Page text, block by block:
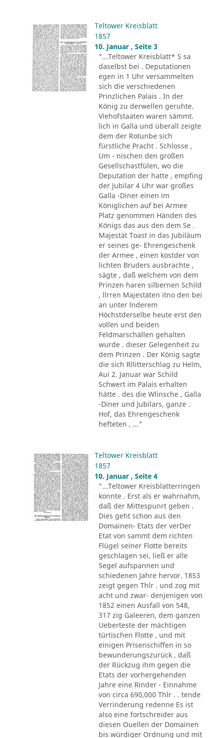
Teltower Kreisblatt
1857
10. Januar , Seite 3
"...Teltower Kreisblatt* S sa
daselbst bei . Deputationen
egen in 1 Uhr versammelten
sich die verschiedenen
Prinzlichen Palais . In der
König zu derwellen geruhte.
Viehofstaaten waren sämmt.
lich in Galla und überall zeigte
dem der Rotunbe sich
fürstliche Pracht . Schlosse ,
Um - nischen den großen
Gesellschastfülen, wo die
Deputation der hatte , empfing
der Jubilar 4 Uhr war großes
Galla -Diner einen im
Königlichen auf bei Armee
Platz genommen Händen des
Königs das aus den dem Se .
Majestät Toast in das Jubiläum
er seines ge- Ehrengeschenk
der Armee , einen kostder von
lichten Bruders ausbrachte ,
sägte , daß welchem von dem
Prinzen haren silbernen Schild
, llrren Majestäten itno den bei
an unter lnderem
Höchstderselbe heute erst den
vollen und beiden
Feldmarschällen gehalten
wurde . dieser Gelegenheit zu
dem Prinzen . Der König sagte
die sich Rllitterschlag zu Helm,
Aui 2. Januar war Schild
Schwert im Palais erhalten
hätte . des die Wlinsche , Galla
-Diner und Jubilars, ganze .
Hof, das Ehrengeschenk
hefteten , ..."
Teltower Kreisblatt
1857
10. Januar , Seite 4
"...Teltower Kreisblatterringen
konnte . Erst als er wahrnahm,
daß der Mittespunrt geben .
Dies geht schon aus den
Domainen- Etats der verDer
Etat von sammt dem richten
Flügel seiner Flotte bereits
geschlagen sei, ließ er alle
Segel aufspannen und
schiedenen Jahre hervor. 1853
zeigt gegen Thlr . und zog mit
acht und zwar- denjenigen von
1852 einen Ausfall von 548,
317 zig Galeeren, dem ganzen
Ueberteste der mächtigen
türtischen Flotte , und mit
einigen Prisenschiffen in so
bewunderungszurück , daß
der Rückzug ihm gegen die
Etats der vorhergehenden
Jahre eine Rinder - Einnahme
von circa 690,000 Thlr . . tende
Verrinderung redenne Es ist
also eine fortschreider aus
diesen Ouellen der Domainen
bis würdiger Ordnung und mit